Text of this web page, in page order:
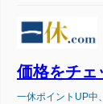
価格をチェ
一休ポイントUP中